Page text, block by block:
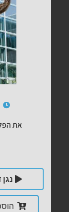
את